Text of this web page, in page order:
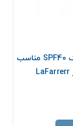
کرم ضد آفتاب و ضد لک SPF40 مناسب